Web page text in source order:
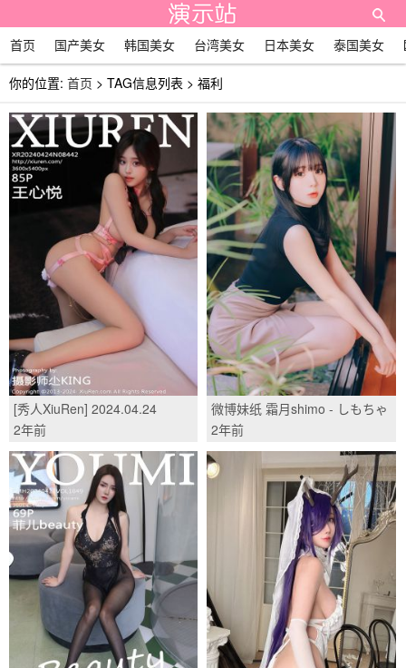
首页 国产美女 韩国美女 台湾美女 日本美女 泰国美女
你的位置: 首页 > TAG信息列表 > 福利
[秀人XiuRen] 2024.04.24
No.8442 王心悦/(83P)
2年前
微博妹纸 霜月shimo - しもちゃ
んと一泊二日温泉旅行/(118P)
2年前